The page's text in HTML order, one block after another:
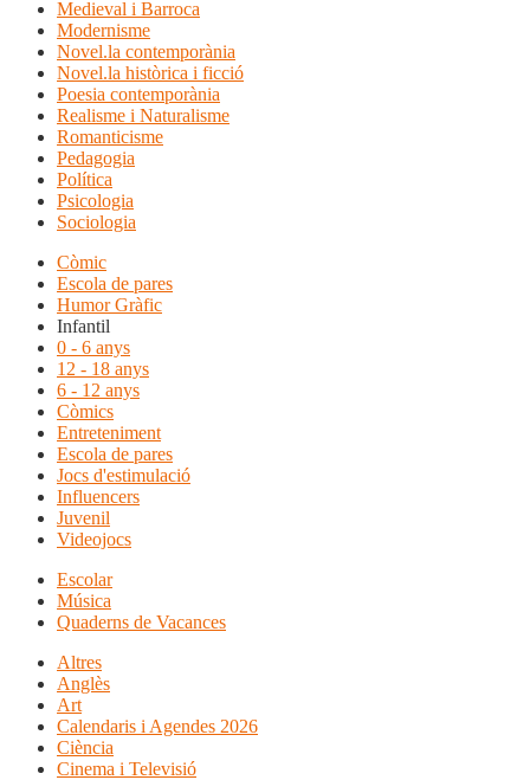
Medieval i Barroca
Modernisme
Novel.la contemporània
Novel.la històrica i ficció
Poesia contemporània
Realisme i Naturalisme
Romanticisme
Pedagogia
Política
Psicologia
Sociologia
Còmic
Escola de pares
Humor Gràfic
Infantil
0 - 6 anys
12 - 18 anys
6 - 12 anys
Còmics
Entreteniment
Escola de pares
Jocs d'estimulació
Influencers
Juvenil
Videojocs
Escolar
Música
Quaderns de Vacances
Altres
Anglès
Art
Calendaris i Agendes 2026
Ciència
Cinema i Televisió